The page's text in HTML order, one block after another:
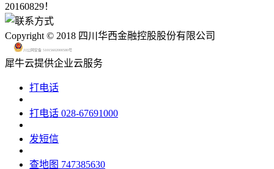
20160829！
Copyright © 2018 四川华西金融控股股份有限公司
川公网安备 51015602000580号
犀牛云提供企业云服务
打电话
打电话 028-67691000
发短信
查地图 747385630